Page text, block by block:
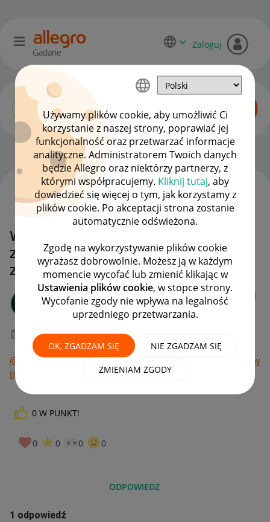
Używamy plików cookie, aby umożliwić Ci
korzystanie z naszej strony, poprawiać jej
funkcjonalność oraz przetwarzać informacje
analityczne. Administratorem Twoich danych
będzie Allegro oraz niektórzy partnerzy, z
którymi współpracujemy. Kliknij tutaj, aby
dowiedzieć się więcej o tym, jak korzystamy z
plików cookie. Po akceptacji strona zostanie
automatycznie odświeżona.
Zgodę na wykorzystywanie plików cookie
wyrażasz dobrowolnie. Możesz ją w każdym
momencie wycofać lub zmienić klikając w
Ustawienia plików cookie, w stopce strony.
Wycofanie zgody nie wpływa na legalność
uprzedniego przetwarzania.
OK, ZGADZAM SIĘ NIE ZGADZAM SIĘ
ZMIENIAM ZGODY
Gadane
Zaloguj
Sprzedający o Allegro Lokalnie OPCJE
Witam. Mam problem ze
znalezieniem pełnomocnictwa do
złożenia reklamacji Allegro Smart
jurek11631
#7 Wielbiciel
‎03-10-2025 20:56
@Syrena_zT@N_Nitka28@RaBarbar_ka
@w_kiw
i@Sa_nova @nat_not @_HolaOla_
0 W PUNKT!
0 0 0 0
ODPOWIEDZ
WSZYSTKIE TEMATY
1 odpowiedź